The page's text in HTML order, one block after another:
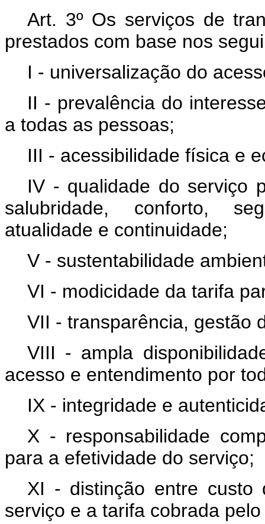
Art. 3º Os serviços de
prestados com base nos
I - universalização do
II - prevalência do
a todas as pessoas;
III - acessibilidade física e
IV - qualidade do serviço
salubridade, conforto,
atualidade e continuidade;
V - sustentabilidade
VI - modicidade da tarifa
VII - transparência, gestão
VIII - ampla
acesso e entendimento por
IX - integridade e
X - responsabilidade
para a efetividade do serviço;
XI - distinção entre custo
serviço e a tarifa cobrada